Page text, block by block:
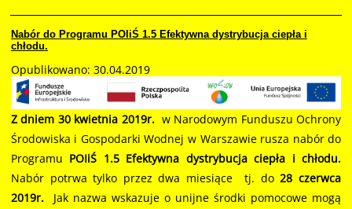
Nabór do Programu POIiŚ 1.5 Efektywna dystrybucja ciepła i
chłodu.
Opublikowano: 30.04.2019
Z dniem 30 kwietnia 2019r. w Narodowym Funduszu Ochrony
Środowiska i Gospodarki Wodnej w Warszawie rusza nabór do
Programu POIiŚ 1.5 Efektywna dystrybucja ciepła i chłodu.
Nabór potrwa tylko przez dwa miesiące tj. do28 czerwca
2019r.Jak nazwa wskazuje o unijne środki pomocowe mogą